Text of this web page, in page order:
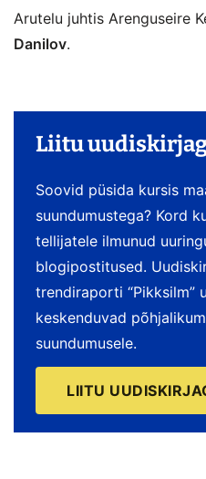
Arutelu juhtis Arenguseire
Danilov.
Liitu
Soovid püsida kursis
suundumustega? Kord
tellijatele ilmunud
blogipostitused.
trendiraporti “Pikksilm”
keskenduvad
suundumusele.
LIITU